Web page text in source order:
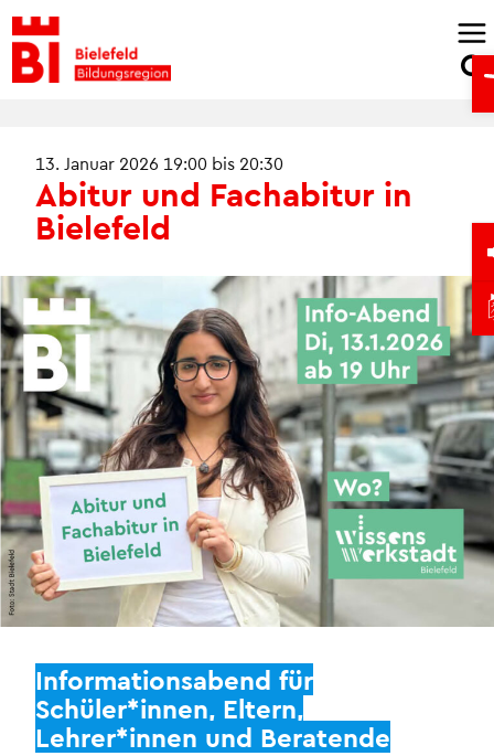
Skip
to
content
13. Januar 2026 19:00 bis 20:30
Abitur und Fachabitur in
Bielefeld
Informationsabend für
Schüler*innen, Eltern,
Lehrer*innen und Beratende